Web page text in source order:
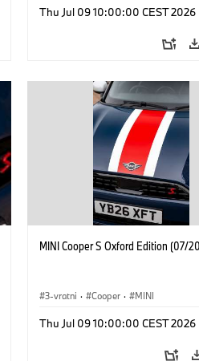
Thu Jul 09 10:00:00 CEST 2026
MINI Cooper S Oxford Edition (07/
3-vratni · Cooper · MINI
Thu Jul 09 10:00:00 CEST 2026